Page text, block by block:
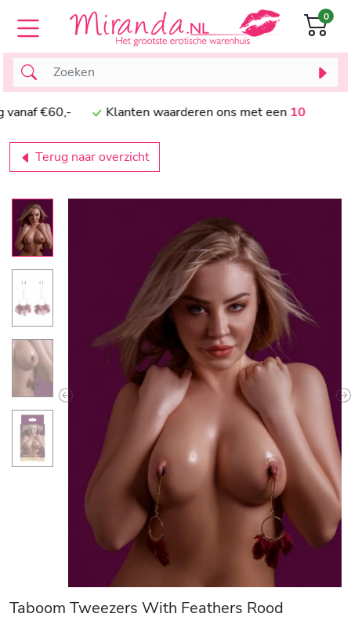
€60,- Klanten waarderen ons met een10
0
Terug naar overzicht
Previous
Taboom Tweezers With Feathers Rood